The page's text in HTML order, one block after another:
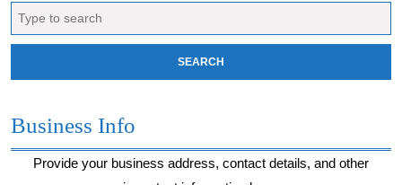
Search
for:
Business Info
Provide your business address, contact details, and other